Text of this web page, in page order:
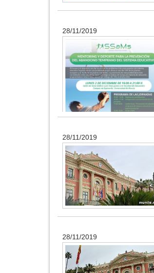
28/11/2019
28/11/2019
28/11/2019